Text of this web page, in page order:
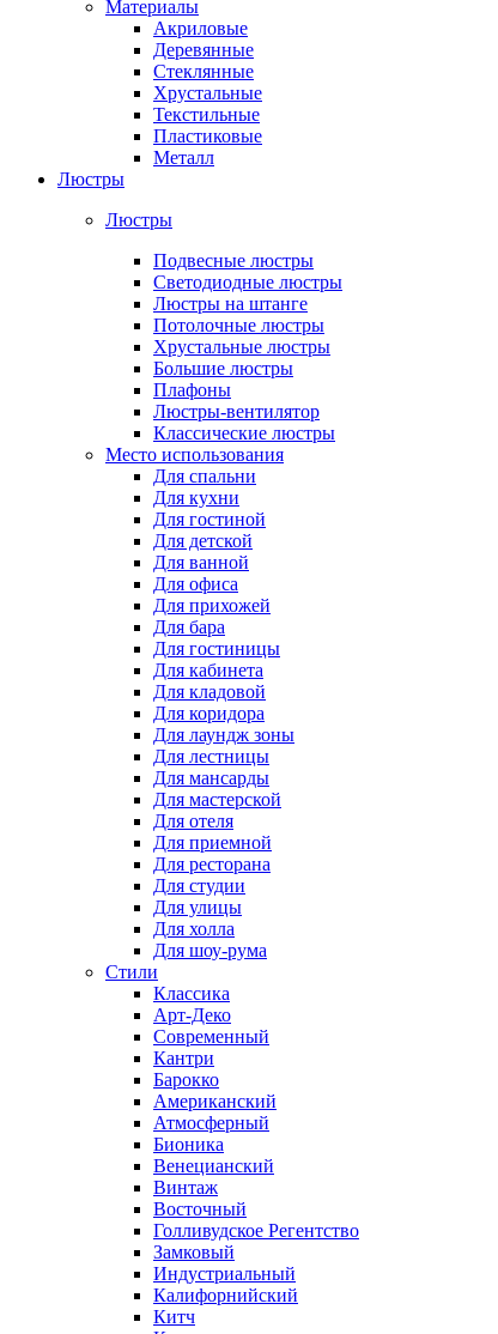
Материалы
Акриловые
Деревянные
Стеклянные
Хрустальные
Текстильные
Пластиковые
Металл
Люстры
Люстры
Подвесные люстры
Светодиодные люстры
Люстры на штанге
Потолочные люстры
Хрустальные люстры
Большие люстры
Плафоны
Люстры-вентилятор
Классические люстры
Место использования
Для спальни
Для кухни
Для гостиной
Для детской
Для ванной
Для офиса
Для прихожей
Для бара
Для гостиницы
Для кабинета
Для кладовой
Для коридора
Для лаундж зоны
Для лестницы
Для мансарды
Для мастерской
Для отеля
Для приемной
Для ресторана
Для студии
Для улицы
Для холла
Для шоу-рума
Стили
Классика
Арт-Деко
Современный
Кантри
Барокко
Американский
Атмосферный
Бионика
Венецианский
Винтаж
Восточный
Голливудское Регентство
Замковый
Индустриальный
Калифорнийский
Китч